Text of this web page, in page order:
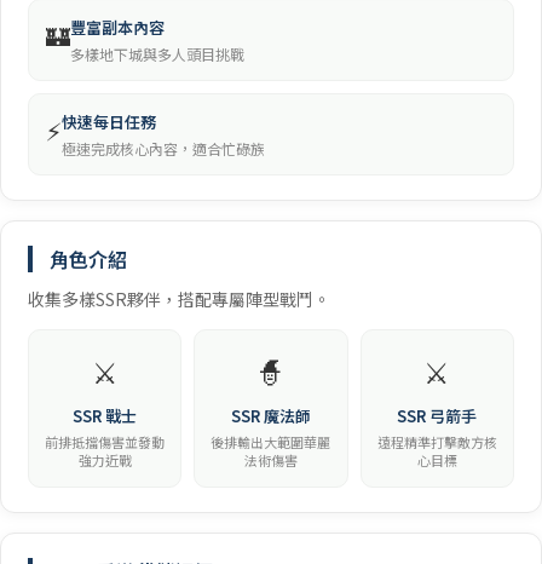
🏰豐富副本內容
多樣地下城與多人頭目挑戰
⚡快速每日任務
極速完成核心內容，適合忙碌族
角色介紹
收集多樣SSR夥伴，搭配專屬陣型戰鬥。
⚔️
SSR 戰士
前排抵擋傷害並發動
強力近戰
🧙
SSR 魔法師
後排輸出大範圍華麗
法術傷害
⚔️
SSR 弓箭手
遠程精準打擊敵方核
心目標